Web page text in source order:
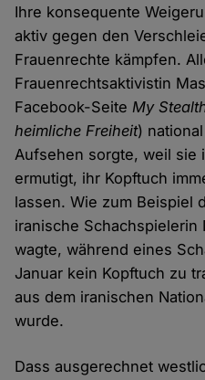
Ihre konsequente
aktiv gegen den
Frauenrechte kämpfen.
Frauenrechtsaktivistin
Facebook-SeiteMy
heimliche Freiheit)
Aufsehen sorgte, weil sie
ermutigt, ihr Kopftuch
lassen. Wie zum Beispiel
iranische Schachspielerin
wagte, während eines
Januar kein Kopftuch zu
aus dem iranischen
wurde.
Dass ausgerechnet